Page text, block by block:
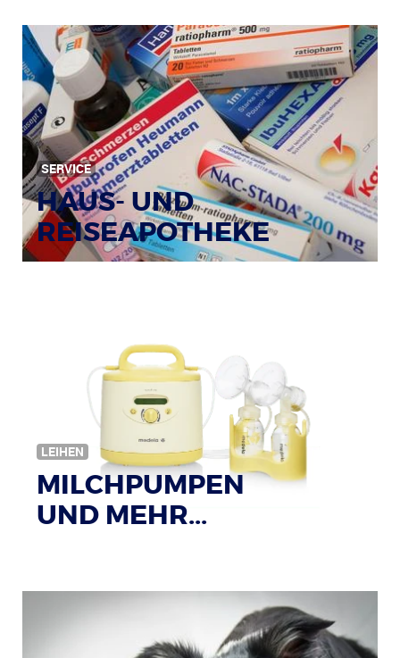
SERVICE
HAUS- UND
REISEAPOTHEKE
Bildquelle: © Tim Reckmann / pixelio.de
LEIHEN
MILCHPUMPEN
UND MEHR...